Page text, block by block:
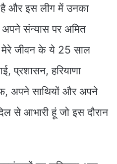
है और इस लीग में उनका
अपने संन्यास पर अमित
मेरे जीवन के ये 25 साल
प्रशासन, हरियाणा
अपने साथियों और अपने
से आभारी हूं जो इस दौरान